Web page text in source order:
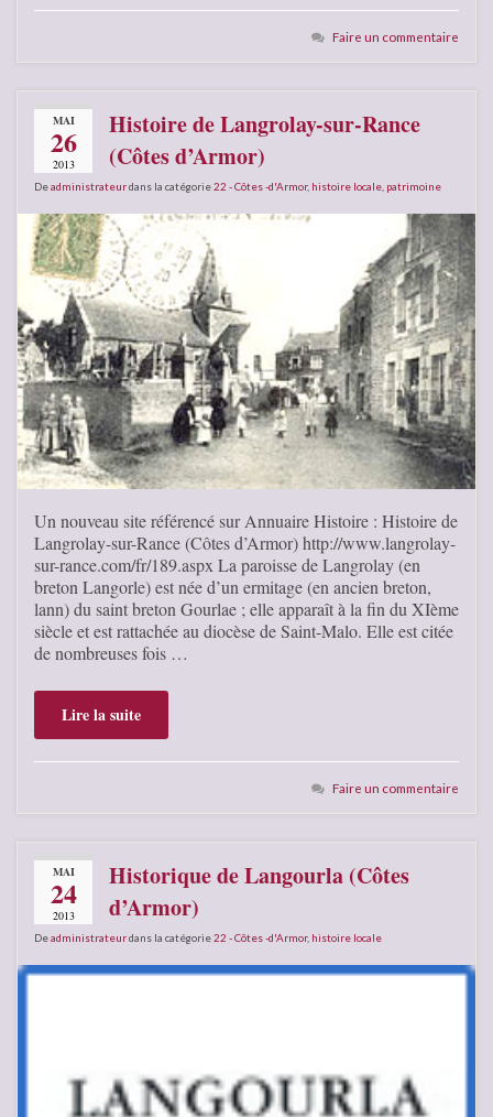
Faire un commentaire
MAI
26
2013
Histoire de Langrolay-sur-Rance
(Côtes d’Armor)
Deadministrateurdans la catégorie22 - Côtes -d'Armor, histoire locale patrimoine
Un nouveau site référencé sur Annuaire Histoire : Histoire de
Langrolay-sur-Rance (Côtes d’Armor) http://www.langrolay-
sur-rance.com/fr/189.aspx La paroisse de Langrolay (en
breton Langorle) est née d’un ermitage (en ancien breton,
lann) du saint breton Gourlae ; elle apparaît à la fin du XIème
siècle et est rattachée au diocèse de Saint-Malo. Elle est citée
de nombreuses fois …
Lire la suite
Faire un commentaire
MAI
24
2013
Historique de Langourla (Côtes
d’Armor)
Deadministrateurdans la catégorie22 - Côtes -d'Armor, histoire locale